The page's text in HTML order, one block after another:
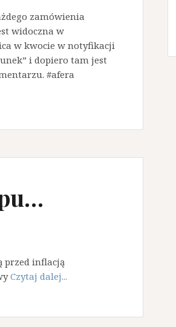
zamówienia
widoczna w
w kwocie w notyfikacji
i dopiero tam jest
#afera
przed inflacją
Czytaj dalej...